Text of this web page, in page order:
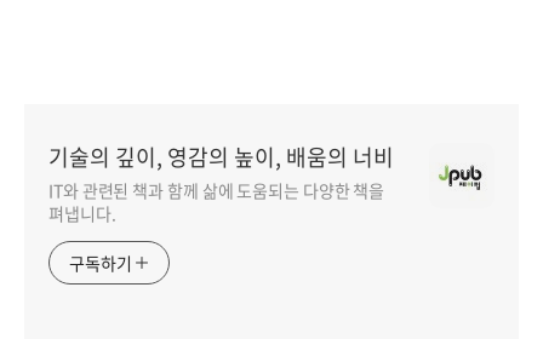
기술의 깊이, 영감의 높이, 배움의 너비
IT와 관련된 책과 함께 삶에 도움되는 다양한 책을
펴냅니다.
구독하기